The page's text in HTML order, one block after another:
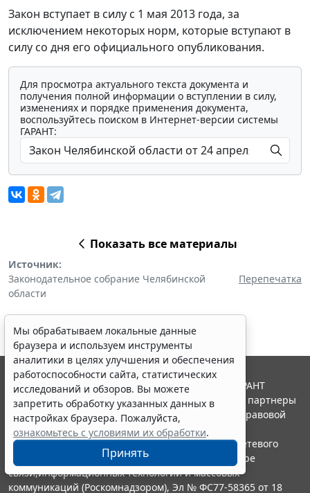
Закон вступает в силу с 1 мая 2013 года, за
исключением некоторых норм, которые вступают в
силу со дня его официального опубликования.
Для просмотра актуального текста документа и
получения полной информации о вступлении в силу,
изменениях и порядке применения документа,
воспользуйтесь поиском в Интернет-версии системы
ГАРАНТ:
Показать все материалы
Источник:
Законодательное собрание Челябинской
области
Перепечатка
Мы обрабатываем локальные данные
браузера и используем инструменты
аналитики в целях улучшения и обеспечения
работоспособности сайта, статистических
исследований и обзоров. Вы можете
запретить обработку указанных данных в
настройках браузера. Пожалуйста,
ознакомьтесь с условиями их обработки.
Принять
© ООО "НПП "ГАРАНТ-СЕРВИС", 2026. Система ГАРАНТ
выпускается с 1990 года. Компания "Гарант" и ее партнеры
являются участниками Российской ассоциации правовой
информации ГАРАНТ.
Портал ГАРАНТ.РУ зарегистрирован в качестве сетевого
издания Федеральной службой по надзору в сфере
связи,информационных технологий и массовых
коммуникаций (Роскомнадзором), Эл № ФС77-58365 от 18